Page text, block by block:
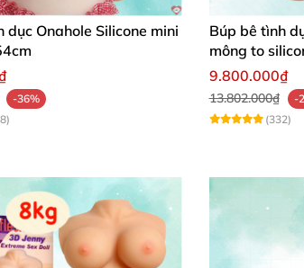
, đầy đủ áo ngực quần lót
dục Onahole Silicone mini
-36%
Búp bê tình
mông to
9.800.000₫
13.802.000₫
-
(332)